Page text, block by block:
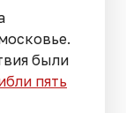
были
пять